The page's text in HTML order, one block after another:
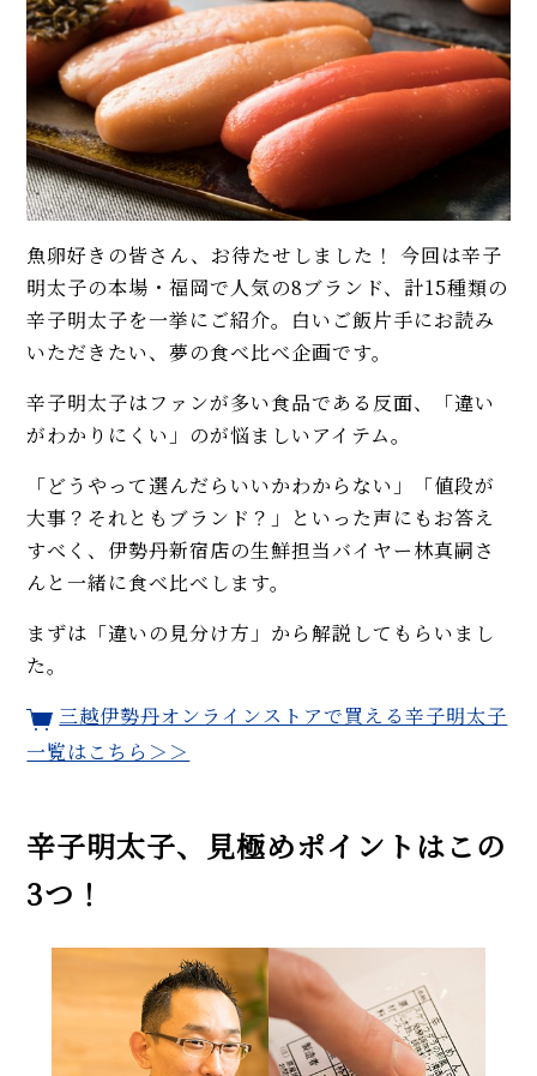
魚卵好きの皆さん、お待たせしました！ 今回は辛子
明太子の本場・福岡で人気の8ブランド、計15種類の
辛子明太子を一挙にご紹介。白いご飯片手にお読み
いただきたい、夢の食べ比べ企画です。
辛子明太子はファンが多い食品である反面、「違い
がわかりにくい」のが悩ましいアイテム。
「どうやって選んだらいいかわからない」「値段が
大事？それともブランド？」といった声にもお答え
すべく、伊勢丹新宿店の生鮮担当バイヤー林真嗣さ
んと一緒に食べ比べします。
まずは「違いの見分け方」から解説してもらいまし
た。
三越伊勢丹オンラインストアで買える辛子明太子
一覧はこちら＞＞
辛子明太子、見極めポイントはこの
3つ！